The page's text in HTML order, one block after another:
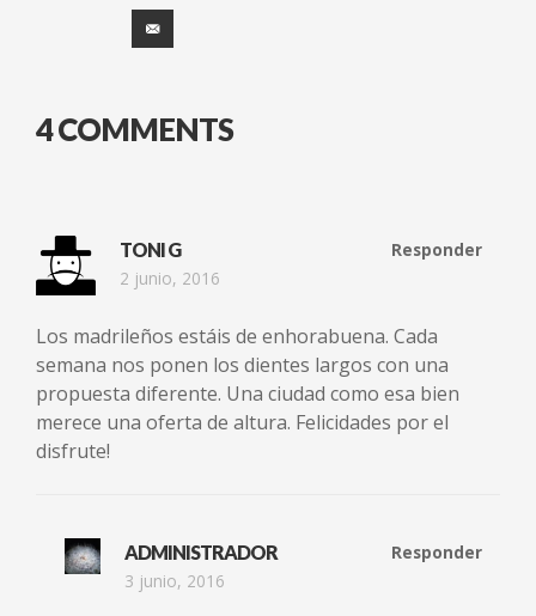
4 COMMENTS
TONI G
2 junio, 2016
Responder
Los madrileños estáis de enhorabuena. Cada
semana nos ponen los dientes largos con una
propuesta diferente. Una ciudad como esa bien
merece una oferta de altura. Felicidades por el
disfrute!
ADMINISTRADOR
3 junio, 2016
Responder